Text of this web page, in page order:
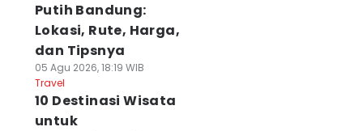
Putih Bandung:
Lokasi, Rute, Harga,
dan Tipsnya
05 Agu 2026, 18:19 WIB
Travel
10 Destinasi Wisata
untuk